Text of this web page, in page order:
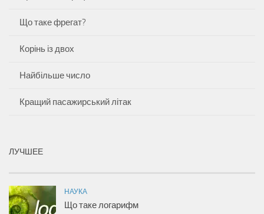
Що таке фрегат?
Корінь із двох
Найбільше число
Кращий пасажирський літак
ЛУЧШЕЕ
НАУКА
Що таке логарифм